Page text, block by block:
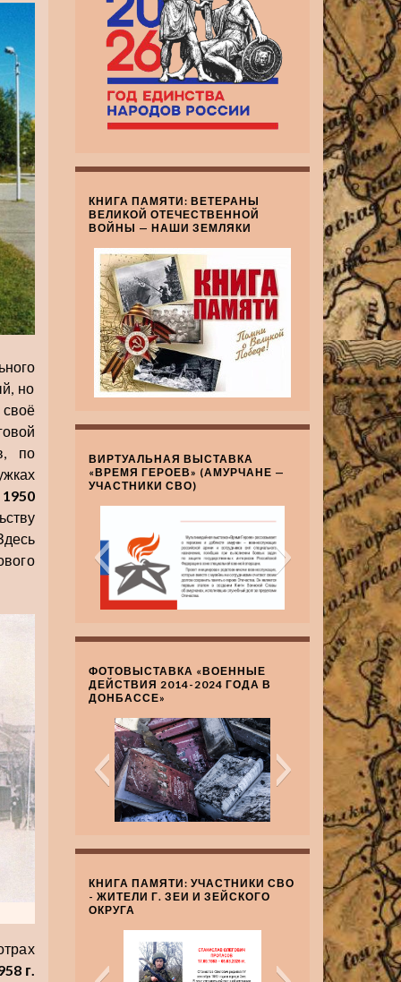
но
по
1950
г.
КНИГА ПАМЯТИ: ВЕТЕРАНЫ
ВЕЛИКОЙ ОТЕЧЕСТВЕННОЙ
ВОЙНЫ — НАШИ ЗЕМЛЯКИ
ВИРТУАЛЬНАЯ ВЫСТАВКА
«ВРЕМЯ ГЕРОЕВ» (АМУРЧАНЕ —
УЧАСТНИКИ СВО)
ФОТОВЫСТАВКА «ВОЕННЫЕ
ДЕЙСТВИЯ 2014-2024 ГОДА В
ДОНБАССЕ»
КНИГА ПАМЯТИ: УЧАСТНИКИ СВО
- ЖИТЕЛИ Г. ЗЕИ И ЗЕЙСКОГО
ОКРУГА